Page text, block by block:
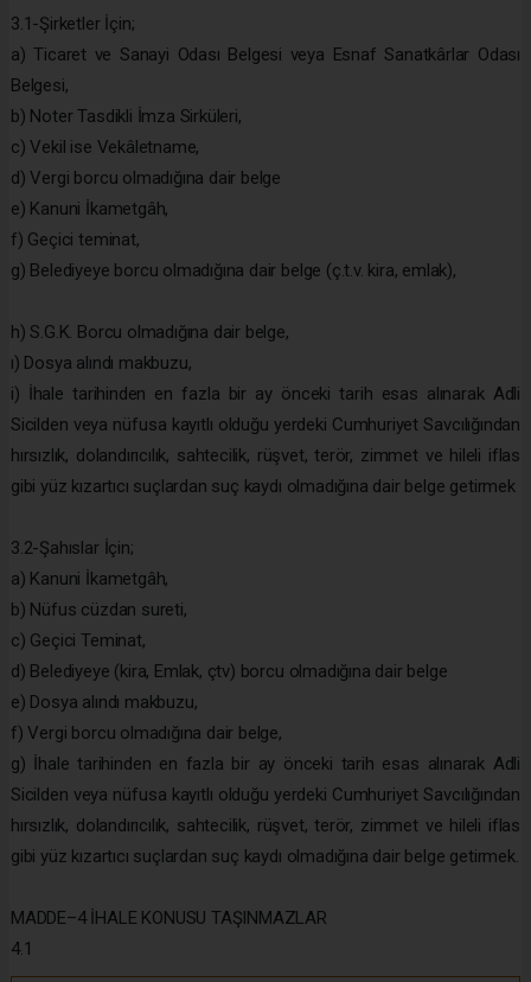
3.1-Şirketler İçin;
a) Ticaret ve Sanayi Odası Belgesi veya Esnaf Sanatkârlar Odası
Belgesi,
b) Noter Tasdikli İmza Sirküleri,
c) Vekil ise Vekâletname,
d) Vergi borcu olmadığına dair belge
e) Kanuni İkametgâh,
f) Geçici teminat,
g) Belediyeye borcu olmadığına dair belge (ç.t.v. kira, emlak),
h) S.G.K. Borcu olmadığına dair belge,
ı) Dosya alındı makbuzu,
i) İhale tarihinden en fazla bir ay önceki tarih esas alınarak Adli
Sicilden veya nüfusa kayıtlı olduğu yerdeki Cumhuriyet Savcılığından
hırsızlık, dolandırıcılık, sahtecilik, rüşvet, terör, zimmet ve hileli iflas
gibi yüz kızartıcı suçlardan suç kaydı olmadığına dair belge getirmek
3.2-Şahıslar İçin;
a) Kanuni İkametgâh,
b) Nüfus cüzdan sureti,
c) Geçici Teminat,
d) Belediyeye (kira, Emlak, çtv) borcu olmadığına dair belge
e) Dosya alındı makbuzu,
f) Vergi borcu olmadığına dair belge,
g) İhale tarihinden en fazla bir ay önceki tarih esas alınarak Adli
Sicilden veya nüfusa kayıtlı olduğu yerdeki Cumhuriyet Savcılığından
hırsızlık, dolandırıcılık, sahtecilik, rüşvet, terör, zimmet ve hileli iflas
gibi yüz kızartıcı suçlardan suç kaydı olmadığına dair belge getirmek.
MADDE–4 İHALE KONUSU TAŞINMAZLAR
4.1